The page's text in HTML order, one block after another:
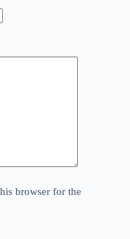
browser for the